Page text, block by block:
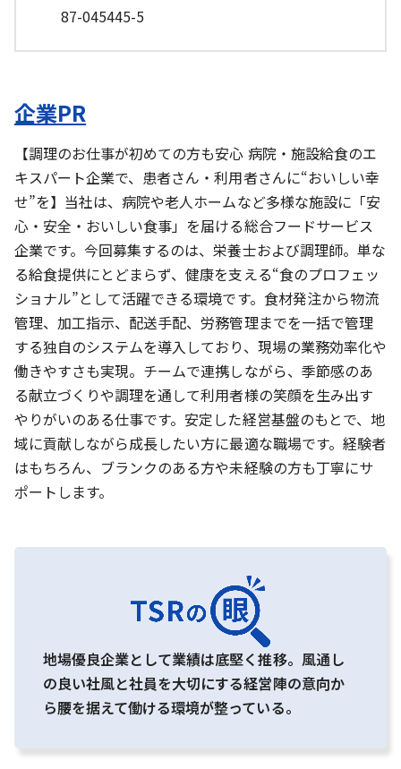
87-045445-5
企業PR
【調理のお仕事が初めての方も安心 病院・施設給食のエ
キスパート企業で、患者さん・利用者さんに“おいしい幸
せ”を】当社は、病院や老人ホームなど多様な施設に「安
心・安全・おいしい食事」を届ける総合フードサービス
企業です。今回募集するのは、栄養士および調理師。単な
る給食提供にとどまらず、健康を支える“食のプロフェッ
ショナル”として活躍できる環境です。食材発注から物流
管理、加工指示、配送手配、労務管理までを一括で管理
する独自のシステムを導入しており、現場の業務効率化や
働きやすさも実現。チームで連携しながら、季節感のあ
る献立づくりや調理を通して利用者様の笑顔を生み出す
やりがいのある仕事です。安定した経営基盤のもとで、地
域に貢献しながら成長したい方に最適な職場です。経験者
はもちろん、ブランクのある方や未経験の方も丁寧にサ
ポートします。
地場優良企業として業績は底堅く推移。風通し
の良い社風と社員を大切にする経営陣の意向か
ら腰を据えて働ける環境が整っている。